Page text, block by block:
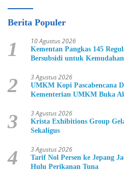
Berita Populer
1 10 Agustus 2026
Kementan Pangkas 145
Bersubsidi untuk
2 3 Agustus 2026
UMKM Kopi Pascabencana
Kementerian UMKM Buka
3 3 Agustus 2026
Krista Exhibitions Group
Sekaligus
4 3 Agustus 2026
Tarif Nol Persen ke Jepang
Hulu Perikanan Tuna